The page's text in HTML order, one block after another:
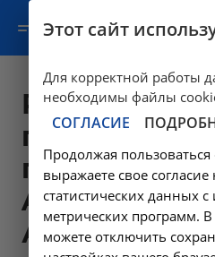
пазух носа -
A06.08.003 в
Ангарске
Этот сайт
Для корректной работы
необходимы файлы
СОГЛАСИЕ
Продолжая
выражаете свое
статистических данных
метрических программ. В
можете отключить